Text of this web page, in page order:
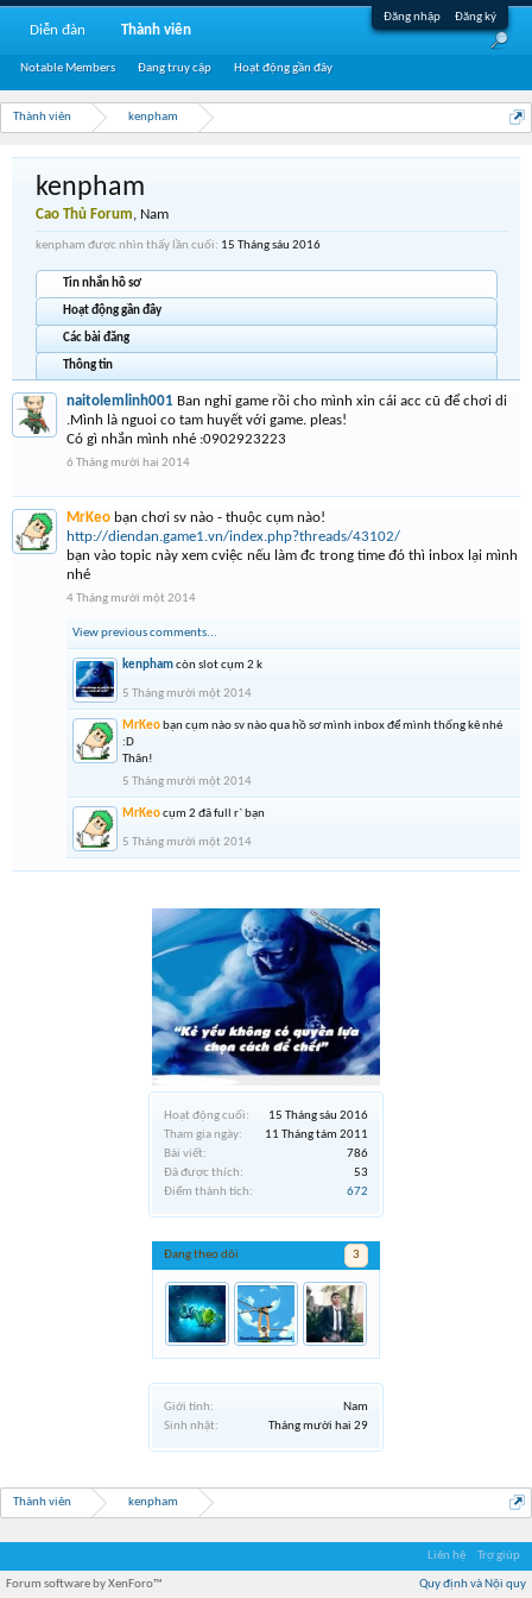
Đăng nhập Đăng ký
Thành viên kenpham
Hoạt động cuối:
15 Tháng sáu 2016
Tham gia ngày:
11 Tháng tám 2011
Bài viết:
786
Đã được thích:
53
Điểm thành tích:
672
Đang theo dõi 3
Giới tính:
Nam
Sinh nhật:
Tháng mười hai 29
kenpham
Cao Thủ Forum, Nam
kenpham được nhìn thấy lần cuối: 15 Tháng sáu 2016
Tin nhắn hồ sơ
Hoạt động gần đây
Các bài đăng
Thông tin
naitolemlinh001 Ban nghỉ game rồi cho mình xin cái acc cũ để chơi di
.Mình là nguoi co tam huyết với game. pleas!
Có gì nhắn mình nhé :0902923223
6 Tháng mười hai 2014
MrKeo bạn chơi sv nào - thuộc cụm nào!
http://diendan.game1.vn/index.php?threads/43102/
bạn vào topic này xem cviệc nếu làm đc trong time đó thì inbox lại mình
nhé
4 Tháng mười một 2014
View previous comments...
kenphamcòn slot cụm 2 k
5 Tháng mười một 2014
MrKeo bạn cụm nào sv nào qua hồ sơ mình inbox để mình thống kê nhé
:D
Thân!
5 Tháng mười một 2014
MrKeocụm 2 đã full r` bạn
5 Tháng mười một 2014
Thành viên kenpham
Diễn đàn Thành viên
Notable Members Đang truy cập Hoạt động gần đây
Liên hệ Trợ giúp
Quy định và Nội quy
Forum software by XenForo™